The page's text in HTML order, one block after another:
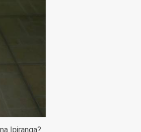
Ipiranga?